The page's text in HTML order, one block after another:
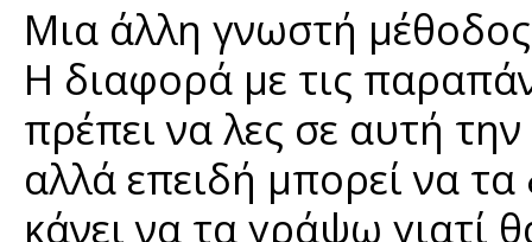
Μια άλλη γνωστή μέθοδος
Η διαφορά με τις
πρέπει να λες σε αυτή
αλλά επειδή μπορεί να
κάνει να τα γράψω γιατί